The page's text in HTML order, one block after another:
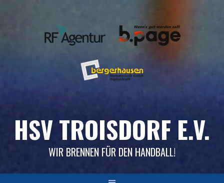
HSV TROISDORF E.V.
WIR BRENNEN FÜR DEN HANDBALL!